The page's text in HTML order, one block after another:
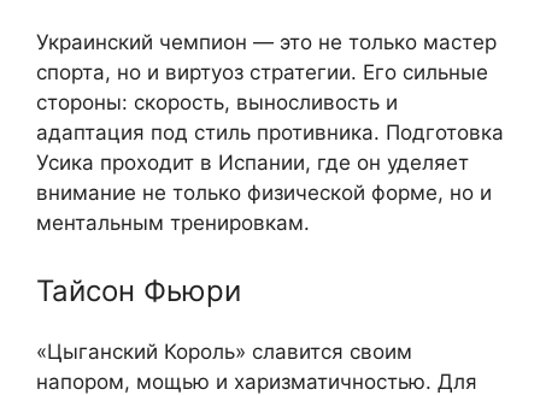
Украинский чемпион — это не только мастер
спорта, но и виртуоз стратегии. Его сильные
стороны: скорость, выносливость и
адаптация под стиль противника. Подготовка
Усика проходит в Испании, где он уделяет
внимание не только физической форме, но и
ментальным тренировкам.
Тайсон Фьюри
«Цыганский Король» славится своим
напором, мощью и харизматичностью. Для